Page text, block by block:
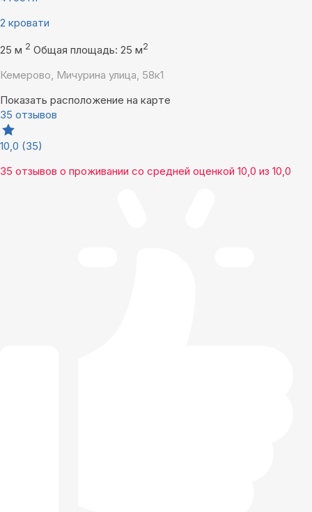
2 кровати
25 м 2 Общая площадь: 25 м2
Кемерово, Мичурина улица, 58к1
Показать расположение на карте
35 отзывов
10,0 (35)
35 отзывов о проживании со средней оценкой 10,0 из 10,0